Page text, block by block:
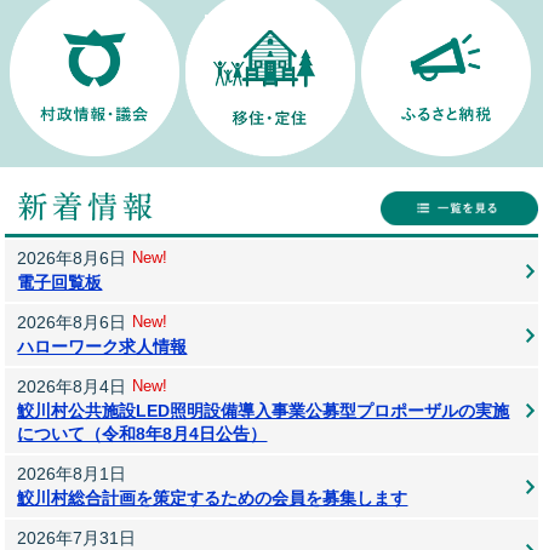
2026年8月6日 New!
電子回覧板
2026年8月6日 New!
ハローワーク求人情報
2026年8月4日 New!
鮫川村公共施設LED照明設備導入事業公募型プロポーザルの実施
について（令和8年8月4日公告）
2026年8月1日
鮫川村総合計画を策定するための会員を募集します
2026年7月31日